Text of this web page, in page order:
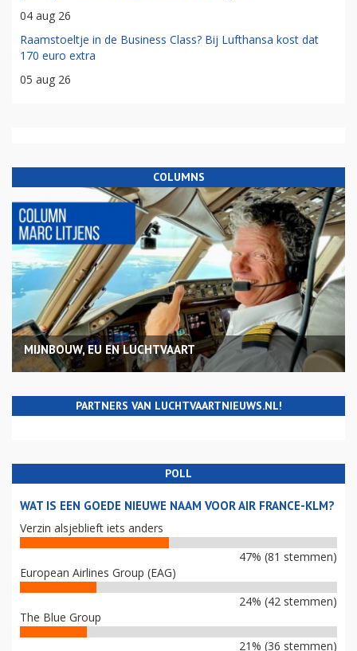
04 aug 26
Raamstoeltje in de Business Class? Bij Lufthansa kost dat
170 euro extra
05 aug 26
COLUMNS
MIJNBOUW, EU EN LUCHTVAART
PARTNERS VAN LUCHTVAARTNIEUWS.NL!
POLL
WAT IS EEN GOEDE NIEUWE NAAM VOOR AIR FRANCE-KLM?
Verzin alsjeblieft iets anders
47% (81 stemmen)
European Airlines Group (EAG)
24% (42 stemmen)
The Blue Group
21% (36 stemmen)